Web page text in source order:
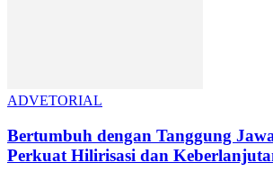
ADVETORIAL
Bertumbuh dengan Tanggung
Perkuat Hilirisasi dan